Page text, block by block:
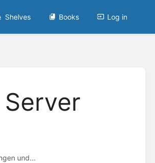
Shelves Books Log in
und...